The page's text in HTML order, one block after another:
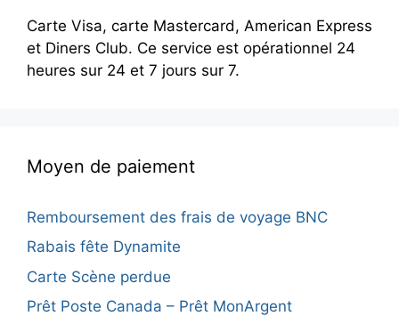
Carte Visa, carte Mastercard, American Express
et Diners Club. Ce service est opérationnel 24
heures sur 24 et 7 jours sur 7.
Moyen de paiement
Remboursement des frais de voyage BNC
Rabais fête Dynamite
Carte Scène perdue
Prêt Poste Canada – Prêt MonArgent